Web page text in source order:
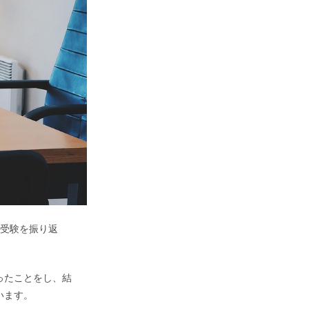
験を振り返
たことをし、結
す。